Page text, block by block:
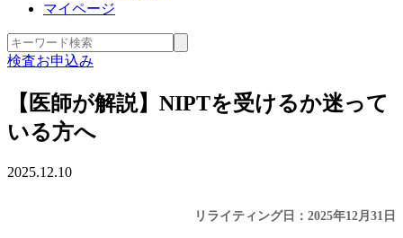
マイページ
検査お申込み
【医師が解説】NIPTを受けるか迷って
いる方へ
2025.12.10
リライティング日：2025年12月31日